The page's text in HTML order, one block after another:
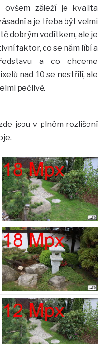
ovšem záleží je kvalita
a je třeba být velmi
dobrým vodítkem, ale je
faktor, co se nám líbí a
a co chceme
nad 10 se nestřílí, ale
pečlivě.
jsou v plném rozlišení